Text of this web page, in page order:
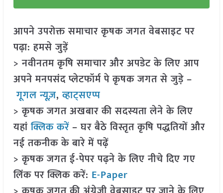
आपने उपरोक्त समाचार कृषक जगत वेबसाइट पर
पढ़ा: हमसे जुड़ें
> नवीनतम कृषि समाचार और अपडेट के लिए आप
अपने मनपसंद प्लेटफॉर्म पे कृषक जगत से जुड़े –
गूगल न्यूज़,व्हाट्सएप्प
> कृषक जगत अखबार की सदस्यता लेने के लिए
यहांक्लिक करें– घर बैठे विस्तृत कृषि पद्धतियों और
नई तकनीक के बारे में पढ़ें
> कृषक जगत ई-पेपर पढ़ने के लिए नीचे दिए गए
लिंक पर क्लिक करें: E-Paper